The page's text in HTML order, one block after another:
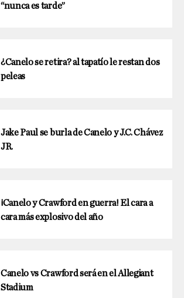
“nunca es tarde”
¿Canelo se retira? al tapatío le restan dos
peleas
Jake Paul se burla de Canelo y J.C. Chávez
JR.
¡Canelo y Crawford en guerra! El cara a
cara más explosivo del año
Canelo vs Crawford será en el Allegiant
Stadium